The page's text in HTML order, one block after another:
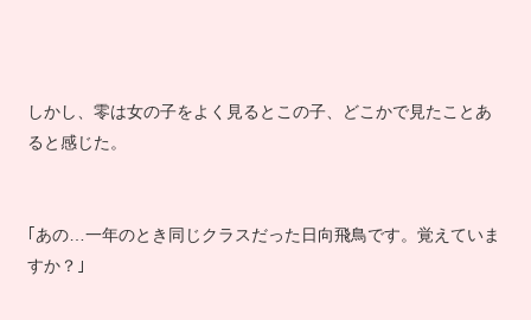
しかし、零は女の子をよく見るとこの子、どこかで見たことあ
ると感じた。
｢あの…一年のとき同じクラスだった日向飛鳥です。覚えていま
すか？｣